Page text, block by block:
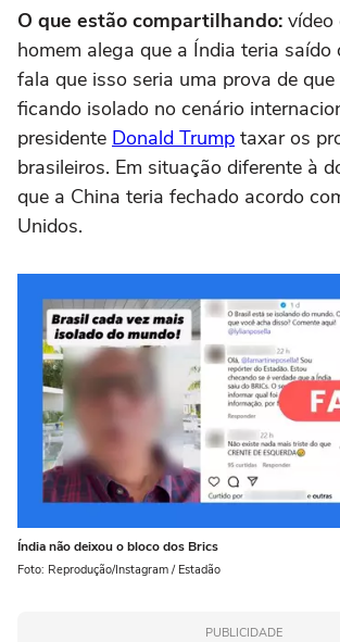
O que estão compartilhando: vídeo
homem alega que a Índia teria saído
fala que isso seria uma prova de
ficando isolado no cenário
presidente Donald Trump taxar os
brasileiros. Em situação diferente à
que a China teria fechado acordo
Unidos.
Índia não deixou o bloco dos Brics
Foto: Reprodução/Instagram / Estadão
PUBLICIDADE